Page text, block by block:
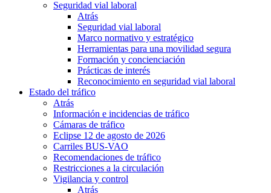
Seguridad vial laboral
Atrás
Seguridad vial laboral
Marco normativo y estratégico
Herramientas para una movilidad segura
Formación y concienciación
Prácticas de interés
Reconocimiento en seguridad vial laboral
Estado del tráfico
Atrás
Información e incidencias de tráfico
Cámaras de tráfico
Eclipse 12 de agosto de 2026
Carriles BUS-VAO
Recomendaciones de tráfico
Restricciones a la circulación
Vigilancia y control
Atrás